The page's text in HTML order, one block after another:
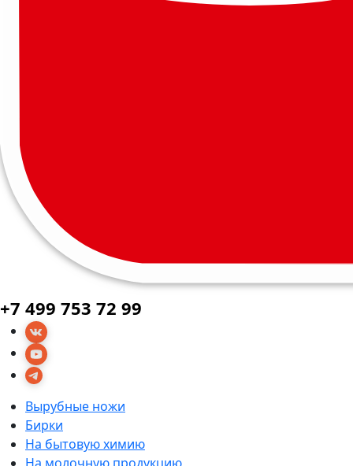
+7 499 753 72 99
Вырубные ножи
Бирки
На бытовую химию